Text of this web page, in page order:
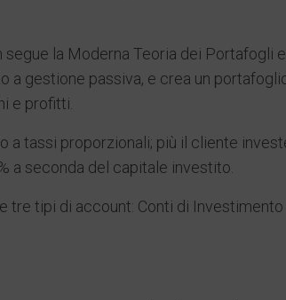
segue la Moderna Teoria dei Portafogli
a gestione passiva, e crea un
e profitti.
a tassi proporzionali; più il cliente
a seconda del capitale investito.
tre tipi di account: Conti di